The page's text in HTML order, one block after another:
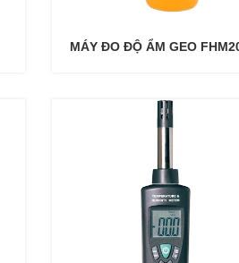
MÁY ĐO ĐỘ ẨM GEO